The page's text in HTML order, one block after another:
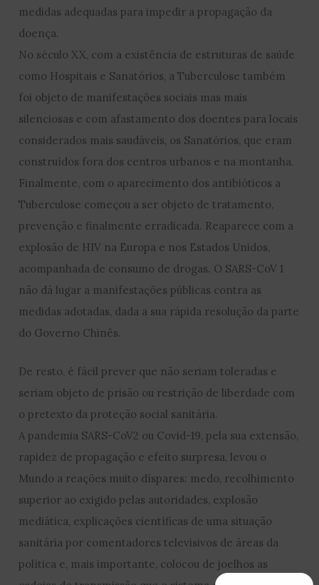
medidas adequadas para impedir a propagação da
doença.
No século XX, com a existência de estruturas de saúde
como Hospitais e Sanatórios, a Tuberculose também
foi objeto de manifestações sociais mas mais
silenciosas e com afastamento dos doentes para locais
considerados mais saudáveis, os Sanatórios, que eram
construídos fora dos centros urbanos e na montanha.
Finalmente, com o aparecimento dos antibióticos a
Tuberculose começou a ser objeto de tratamento,
prevenção e finalmente erradicada. Reaparece com a
explosão de HIV na Europa e nos Estados Unidos,
acompanhada de consumo de drogas. O SARS-CoV 1
não dá lugar a manifestações públicas contra as
medidas adotadas, dada a sua rápida resolução da parte
do Governo Chinês.
De resto, é fácil prever que não seriam toleradas e
seriam objeto de prisão ou restrição de liberdade com
o pretexto da proteção social sanitária.
A pandemia SARS-CoV2 ou Covid-19, pela sua extensão,
rapidez de propagação e efeito surpresa, levou o
Mundo a reações muito díspares: medo, recolhimento
superior ao exigido pelas autoridades, explosão
mediática, explicações científicas de uma situação
sanitária por comentadores televisivos de áreas da
política e, mais importante, colocou de joelhos as